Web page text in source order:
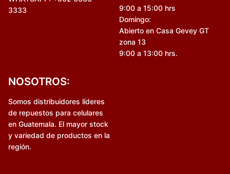
3333
9:00 a 15:00 hrs
Domingo:
Abierto en Casa Gevey GT
zona 13
9:00 a 13:00 hrs.
NOSOTROS:
Somos distribuidores líderes
de repuestos para celulares
en Guatemala. El mayor stock
y variedad de productos en la
región.